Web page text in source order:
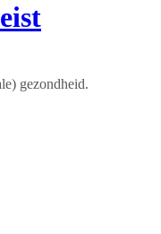
gezondheid.